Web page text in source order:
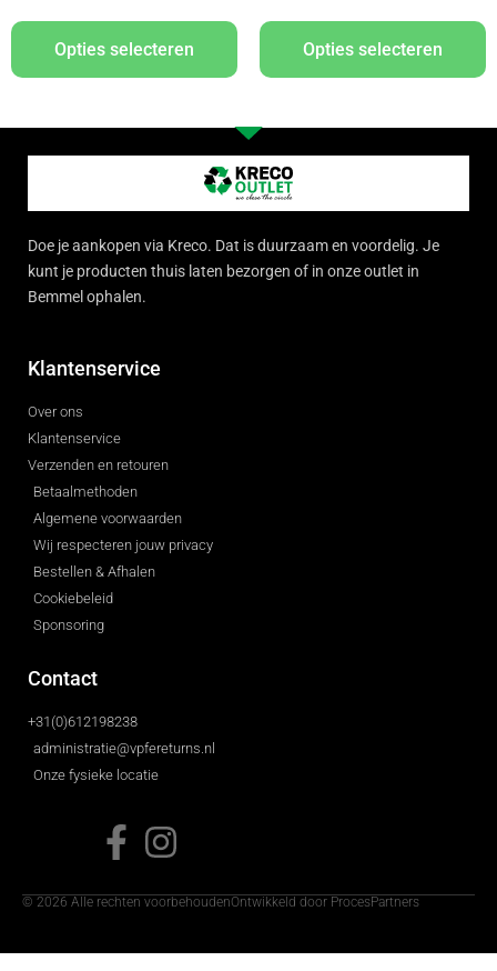
Opties selecteren Opties selecteren
Doe je aankopen via Kreco. Dat is duurzaam en voordelig. Je
kunt je producten thuis laten bezorgen of in onze outlet in
Bemmel ophalen.
Klantenservice
Over ons
Klantenservice
Verzenden en retouren
Betaalmethoden
Algemene voorwaarden
Wij respecteren jouw privacy
Bestellen & Afhalen
Cookiebeleid
Sponsoring
Contact
+31(0)612198238
administratie@vpfereturns.nl
Onze fysieke locatie
© 2026 Alle rechten voorbehoudenOntwikkeld door ProcesPartners